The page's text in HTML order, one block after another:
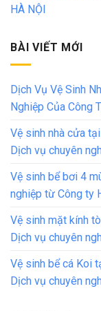
HÀ NỘI
BÀI VIẾT MỚI
Dịch Vụ Vệ Sinh
Nghiệp Của Công
Vệ sinh nhà cửa
Dịch vụ chuyên
Vệ sinh bể bơi 4
nghiệp từ Công ty
Vệ sinh mặt kính
Dịch vụ chuyên
Vệ sinh bể cá Koi
Dịch vụ chuyên